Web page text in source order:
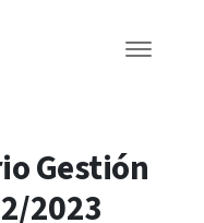
Gestión
2023